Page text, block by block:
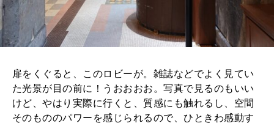
扉をくぐると、このロビーが。雑誌などでよく見てい
た光景が目の前に！うおおおお。写真で見るのもいい
けど、やはり実際に行くと、質感にも触れるし、空間
そのもののパワーを感じられるので、ひときわ感動す